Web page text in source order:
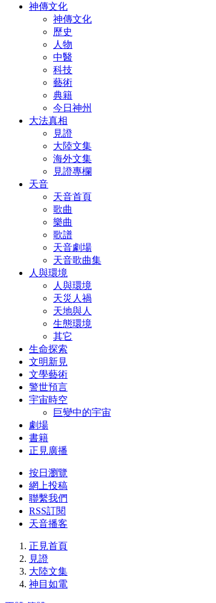
神傳文化
神傳文化
歷史
人物
中醫
科技
藝術
典籍
今日神州
大法真相
見證
大陸文集
海外文集
見證專欄
天音
天音首頁
歌曲
樂曲
歌譜
天音劇場
天音歌曲集
人與環境
人與環境
天災人禍
天地與人
生態環境
其它
生命探索
文明新見
文學藝術
警世預言
宇宙時空
巨變中的宇宙
劇場
書籍
正見廣播
按日瀏覽
網上投稿
聯繫我們
RSS訂閱
天音播客
正見首頁
見證
大陸文集
神目如電